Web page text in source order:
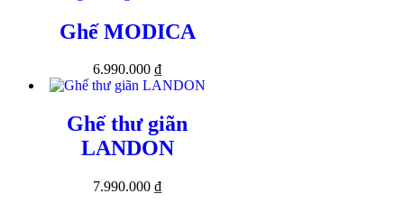
Ghế MODICA
6.990.000 ₫
Ghế thư giãn
LANDON
7.990.000 ₫